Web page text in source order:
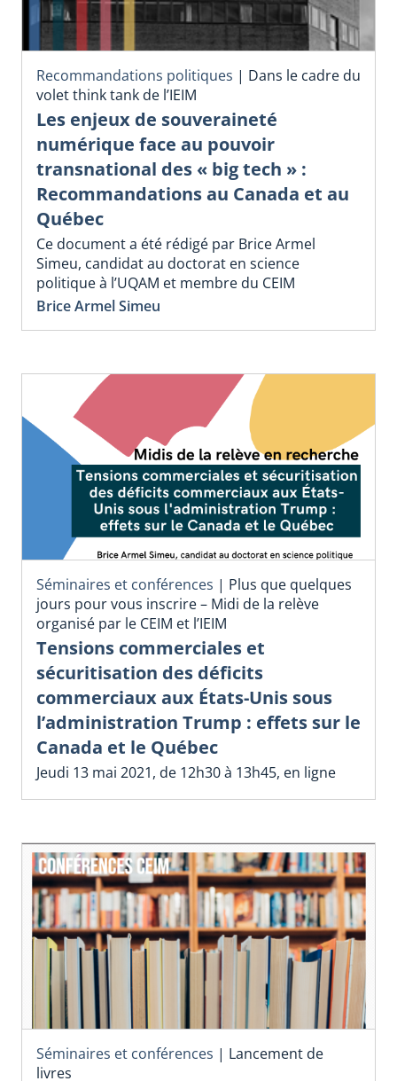
Recommandations politiques | Dans le cadre du
volet think tank de l’IEIM
Les enjeux de souveraineté
numérique face au pouvoir
transnational des « big tech » :
Recommandations au Canada et au
Québec
Ce document a été rédigé par Brice Armel
Simeu, candidat au doctorat en science
politique à l’UQAM et membre du CEIM
Brice Armel Simeu
Séminaires et conférences | Plus que quelques
jours pour vous inscrire – Midi de la relève
organisé par le CEIM et l’IEIM
Tensions commerciales et
sécuritisation des déficits
commerciaux aux États-Unis sous
l’administration Trump : effets sur le
Canada et le Québec
Jeudi 13 mai 2021, de 12h30 à 13h45, en ligne
Séminaires et conférences | Lancement de
livres